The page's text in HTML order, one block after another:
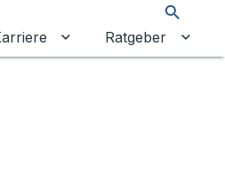
für Unternehmen
Untermenü für
Ratgeber